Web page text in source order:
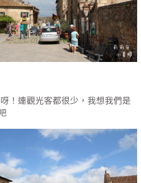
呀！連觀光客都很少，我想我們是